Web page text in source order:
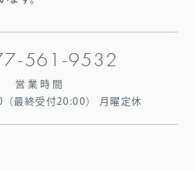
561-9532
営業時間
最終受付20:00）
月曜定休